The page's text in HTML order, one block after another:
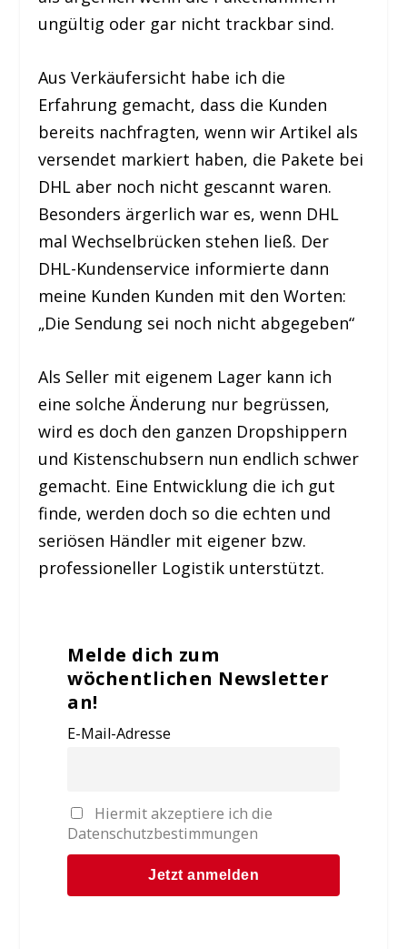
ungültig oder gar nicht trackbar sind.
Aus Verkäufersicht habe ich die
Erfahrung gemacht, dass die Kunden
bereits nachfragten, wenn wir Artikel als
versendet markiert haben, die Pakete bei
DHL aber noch nicht gescannt waren.
Besonders ärgerlich war es, wenn DHL
mal Wechselbrücken stehen ließ. Der
DHL-Kundenservice informierte dann
meine Kunden Kunden mit den Worten:
„Die Sendung sei noch nicht abgegeben“
Als Seller mit eigenem Lager kann ich
eine solche Änderung nur begrüssen,
wird es doch den ganzen Dropshippern
und Kistenschubsern nun endlich schwer
gemacht. Eine Entwicklung die ich gut
finde, werden doch so die echten und
seriösen Händler mit eigener bzw.
professioneller Logistik unterstützt.
Melde dich zum
wöchentlichen Newsletter
an!
E-Mail-Adresse
Hiermit akzeptiere ich die
Datenschutzbestimmungen